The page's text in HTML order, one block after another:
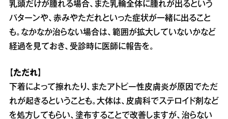
乳頭だけが腫れる場合、また乳輪全体に腫れが出るという
パターンや、赤みやただれといった症状が一緒に出ること
も。なかなか治らない場合は、範囲が拡大していないかなど
経過を見ておき、受診時に医師に報告を。
【ただれ】
下着によって擦れたり、またアトピー性皮膚炎が原因でただ
れが起きるということも。大体は、皮膚科でステロイド剤など
を処方してもらい、塗布することで改善しますが、治らない